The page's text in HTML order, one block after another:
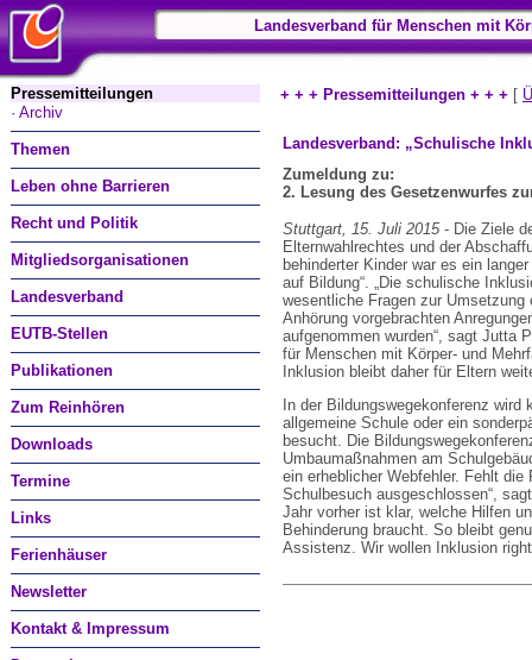
Landesverband für Menschen mit
Pressemitteilungen
· Archiv
Themen
Leben ohne Barrieren
Recht und Politik
Mitgliedsorganisationen
Landesverband
EUTB-Stellen
Publikationen
Zum Reinhören
Downloads
Termine
Links
Ferienhäuser
Newsletter
Kontakt & Impressum
+ + + Pressemitteilungen + + + [
Landesverband: „Schulische
Zumeldung zu:
2. Lesung des Gesetzenwurfes
Stuttgart, 15. Juli 2015- Die Ziele
Elternwahlrechtes und der
behinderter Kinder war es ein
auf Bildung“. „Die schulische
wesentliche Fragen zur
Anhörung vorgebrachten
aufgenommen wurden“, sagt Jutta
für Menschen mit Körper- und
Inklusion bleibt daher für Eltern
In der Bildungswegekonferenz
allgemeine Schule oder ein
besucht. Die
Umbaumaßnahmen am
ein erheblicher Webfehler. Fehlt
Schulbesuch ausgeschlossen“,
Jahr vorher ist klar, welche Hilfen
Behinderung braucht. So bleibt
Assistenz. Wir wollen Inklusion